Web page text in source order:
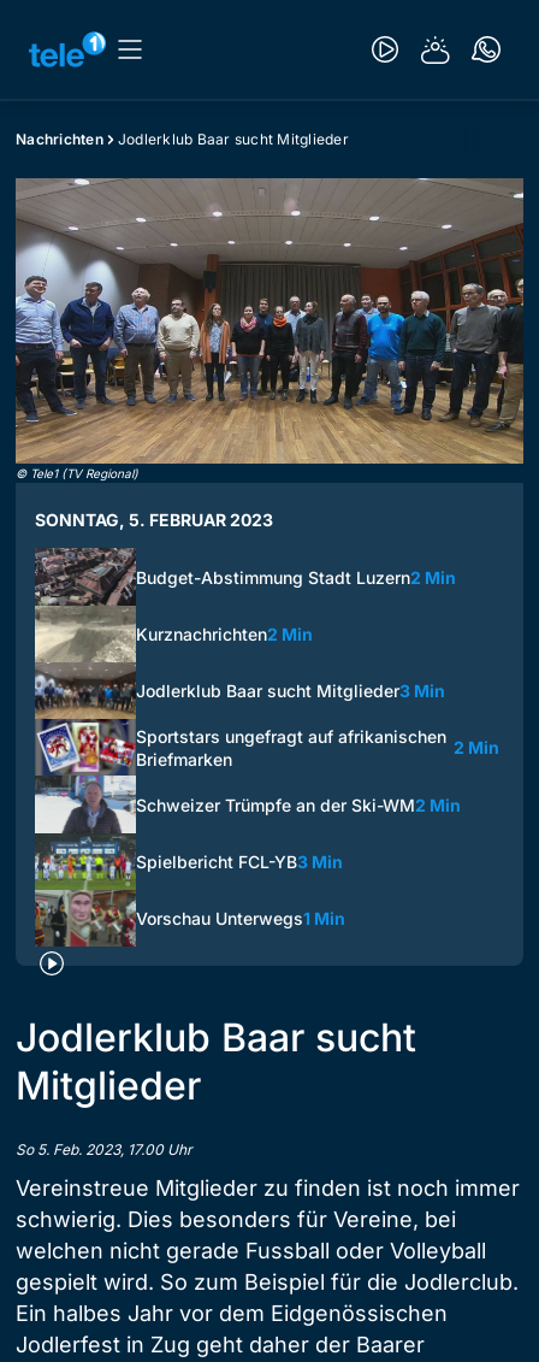
Nachrichten Jodlerklub Baar sucht Mitglieder
© Tele1 (TV Regional)
SONNTAG, 5. FEBRUAR 2023
Budget-Abstimmung Stadt Luzern2 Min
Kurznachrichten2 Min
Jodlerklub Baar sucht Mitglieder3 Min
Sportstars ungefragt auf afrikanischen
Briefmarken
2 Min
Schweizer Trümpfe an der Ski-WM2 Min
Spielbericht FCL-YB3 Min
Vorschau Unterwegs1 Min
Jodlerklub Baar sucht
Mitglieder
So 5. Feb. 2023, 17.00 Uhr
Vereinstreue Mitglieder zu finden ist noch immer
schwierig. Dies besonders für Vereine, bei
welchen nicht gerade Fussball oder Volleyball
gespielt wird. So zum Beispiel für die Jodlerclub.
Ein halbes Jahr vor dem Eidgenössischen
Jodlerfest in Zug geht daher der Baarer